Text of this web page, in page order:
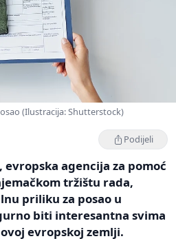
(Ilustracija: Shutterstock)
Podijeli
agencija za pomoć
tržištu rada,
priliku za posao u
biti interesantna svima
evropskoj zemlji.